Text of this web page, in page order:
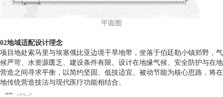
平面图
02地域适配设计理念
项目地处索马里与埃塞俄比亚边境干旱地带，坐落于伯廷勒小镇郊野，气
候严苛、水资源匮乏、建设条件有限。设计在地缘气候、安全防护与在地
营造之间寻求平衡，以简约坚固、低技适宜、被动节能为核心思路，将在
地传统营造技法与现代医疗功能相结合。